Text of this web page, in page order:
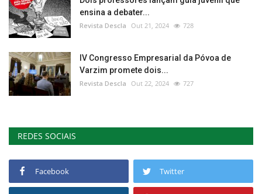
ensina a debater...
Revista Descla Out 21, 2024 728
IV Congresso Empresarial da Póvoa de
Varzim promete dois...
Revista Descla Out 22, 2024 727
REDES SOCIAIS
Facebook Twitter